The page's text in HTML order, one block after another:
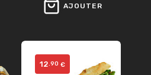
AJOUTER
12 .90 €